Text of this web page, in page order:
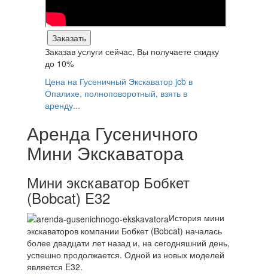
Заказать
Заказав услуги сейчас, Вы получаете скидку
до 10%
Цена на Гусеничный Экскаватор jcb в
Опалихе, полноповоротный, взять в
аренду...
Аренда Гусеничного
Мини Экскаватора
Мини экскаватор Бобкет
(Bobcat) E32
История мини
экскаваторов компании Бобкет (Bobcat) началась
более двадцати лет назад и, на сегодняшний день,
успешно продолжается. Одной из новых моделей
является E32.